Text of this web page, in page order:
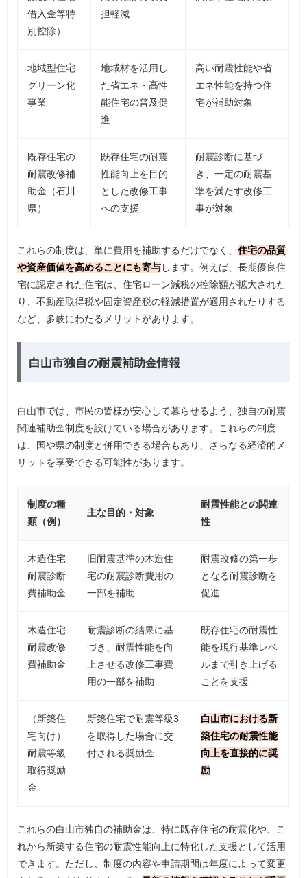
借入金等特
別控除）
担軽減
地域型住宅
グリーン化
事業
地域材を活用し
た省エネ・高性
能住宅の普及促
進
高い耐震性能や省
エネ性能を持つ住
宅が補助対象
既存住宅の
耐震改修補
助金（石川
県）
既存住宅の耐震
性能向上を目的
とした改修工事
への支援
耐震診断に基づ
き、一定の耐震基
準を満たす改修工
事が対象
これらの制度は、単に費用を補助するだけでなく、住宅の品質
や資産価値を高めることにも寄与します。例えば、長期優良住
宅に認定された住宅は、住宅ローン減税の控除額が拡大された
り、不動産取得税や固定資産税の軽減措置が適用されたりする
など、多岐にわたるメリットがあります。
白山市独自の耐震補助金情報
白山市では、市民の皆様が安心して暮らせるよう、独自の耐震
関連補助金制度を設けている場合があります。これらの制度
は、国や県の制度と併用できる場合もあり、さらなる経済的メ
リットを享受できる可能性があります。
制度の種
類（例）
主な目的・対象
耐震性能との関連
性
木造住宅
耐震診断
費補助金
旧耐震基準の木造住
宅の耐震診断費用の
一部を補助
耐震改修の第一歩
となる耐震診断を
促進
木造住宅
耐震改修
費補助金
耐震診断の結果に基
づき、耐震性能を向
上させる改修工事費
用の一部を補助
既存住宅の耐震性
能を現行基準レベ
ルまで引き上げる
ことを支援
（新築住
宅向け）
耐震等級
取得奨励
金
新築住宅で耐震等級3
を取得した場合に交
付される奨励金
白山市における新
築住宅の耐震性能
向上を直接的に奨
励
これらの白山市独自の補助金は、特に既存住宅の耐震化や、こ
れから新築する住宅の耐震性能向上に特化した支援として活用
できます。ただし、制度の内容や申請期間は年度によって変更